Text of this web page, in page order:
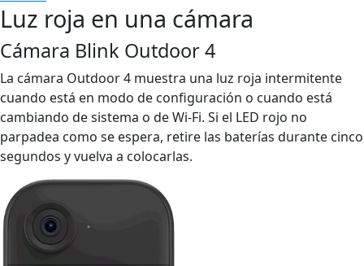
Luz roja en una cámara
Cámara Blink Outdoor 4
La cámara Outdoor 4 muestra una luz roja intermitente
cuando está en modo de configuración o cuando está
cambiando de sistema o de Wi-Fi. Si el LED rojo no
parpadea como se espera, retire las baterías durante cinco
segundos y vuelva a colocarlas.